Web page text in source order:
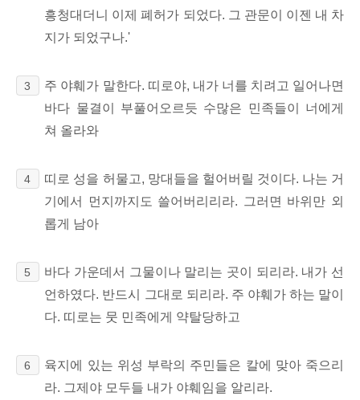
흥청대더니 이제 폐허가 되었다. 그 관문이 이젠 내 차
지가 되었구나.'
3
주 야훼가 말한다. 띠로야, 내가 너를 치려고 일어나면
바다 물결이 부풀어오르듯 수많은 민족들이 너에게
쳐 올라와
4
띠로 성을 허물고, 망대들을 헐어버릴 것이다. 나는 거
기에서 먼지까지도 쓸어버리리라. 그러면 바위만 외
롭게 남아
5
바다 가운데서 그물이나 말리는 곳이 되리라. 내가 선
언하였다. 반드시 그대로 되리라. 주 야훼가 하는 말이
다. 띠로는 뭇 민족에게 약탈당하고
6
육지에 있는 위성 부락의 주민들은 칼에 맞아 죽으리
라. 그제야 모두들 내가 야훼임을 알리라.